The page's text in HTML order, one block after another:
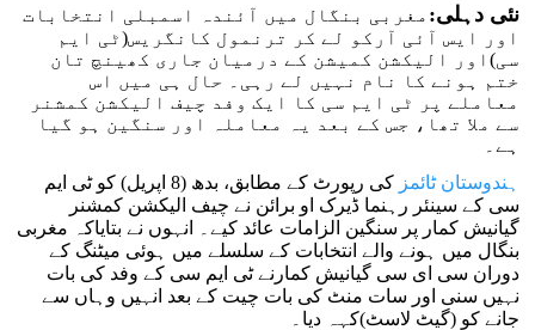
نئی دہلی: مغربی بنگال میں آئندہ اسمبلی انتخابات
اور ایس آئی آرکو لے کر ترنمول کانگریس(ٹی ایم
سی)اور الیکشن کمیشن کے درمیان جاری کھینچ تان
ختم ہونے کا نام نہیں لے رہی۔ حال ہی میں اس
معاملے پر ٹی ایم سی کا ایک وفد چیف الیکشن کمشنر
سے ملا تھا، جس کے بعد یہ معاملہ اور سنگین ہو گیا
ہے۔
ہندوستان ٹائمز
کی رپورٹ کے مطابق، بدھ (8 اپریل) کو ٹی ایم
سی کے سینئر رہنما ڈیرک او برائن نے چیف الیکشن کمشنر
گیانیش کمار پر سنگین الزامات عائد کیے۔ انہوں نے بتایاکہ مغربی
بنگال میں ہونے والے انتخابات کے سلسلے میں ہوئی میٹنگ کے
دوران سی ای سی گیانیش کمارنے ٹی ایم سی کے وفد کی بات
نہیں سنی اور سات منٹ کی بات چیت کے بعد انہیں وہاں سے
جانے کو (گیٹ لاسٹ)کہہ دیا۔